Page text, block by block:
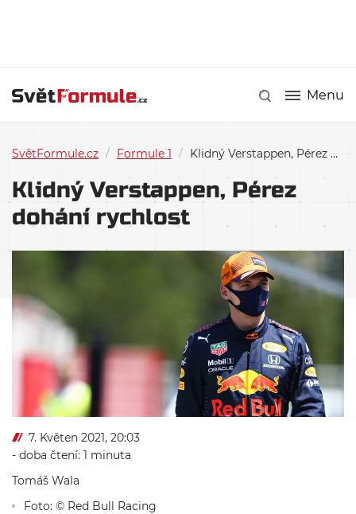
Menu
SvětFormule.cz / Formule 1 / Klidný Verstappen, Pérez dohání rychlost
Klidný Verstappen, Pérez
dohání rychlost
7. Květen 2021, 20:03
- doba čtení: 1 minuta
Tomáš Wala
Foto: © Red Bull Racing